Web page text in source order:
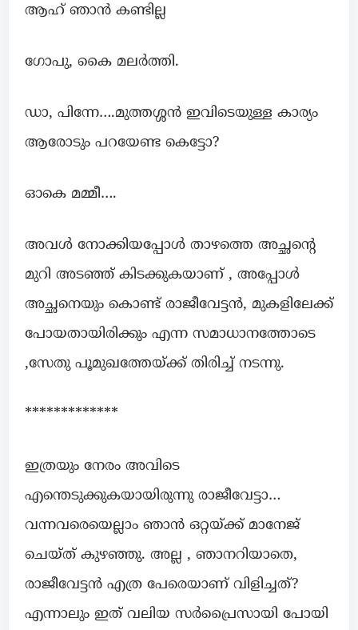
ആഹ് ഞാൻ കണ്ടില്ല
ഗോപു, കൈ മലർത്തി.
ഡാ, പിന്നേ….മുത്തശ്ശൻ ഇവിടെയുള്ള കാര്യം
ആരോടും പറയേണ്ട കെട്ടോ?
ഓകെ മമ്മീ….
അവൾ നോക്കിയപ്പോൾ താഴത്തെ അച്ഛൻ്റെ
മുറി അടഞ്ഞ് കിടക്കുകയാണ് , അപ്പോൾ
അച്ഛനെയും കൊണ്ട് രാജീവേട്ടൻ, മുകളിലേക്ക്
പോയതായിരിക്കും എന്ന സമാധാനത്തോടെ
,സേതു പൂമുഖത്തേയ്ക്ക് തിരിച്ച് നടന്നു.
*************
ഇത്രയും നേരം അവിടെ
എന്തെടുക്കുകയായിരുന്നു രാജീവേട്ടാ…
വന്നവരെയെല്ലാം ഞാൻ ഒറ്റയ്ക്ക് മാനേജ്
ചെയ്ത് കുഴഞ്ഞു. അല്ല , ഞാനറിയാതെ,
രാജീവേട്ടൻ എത്ര പേരെയാണ് വിളിച്ചത്?
എന്നാലും ഇത് വലിയ സർപ്രൈസായി പോയി